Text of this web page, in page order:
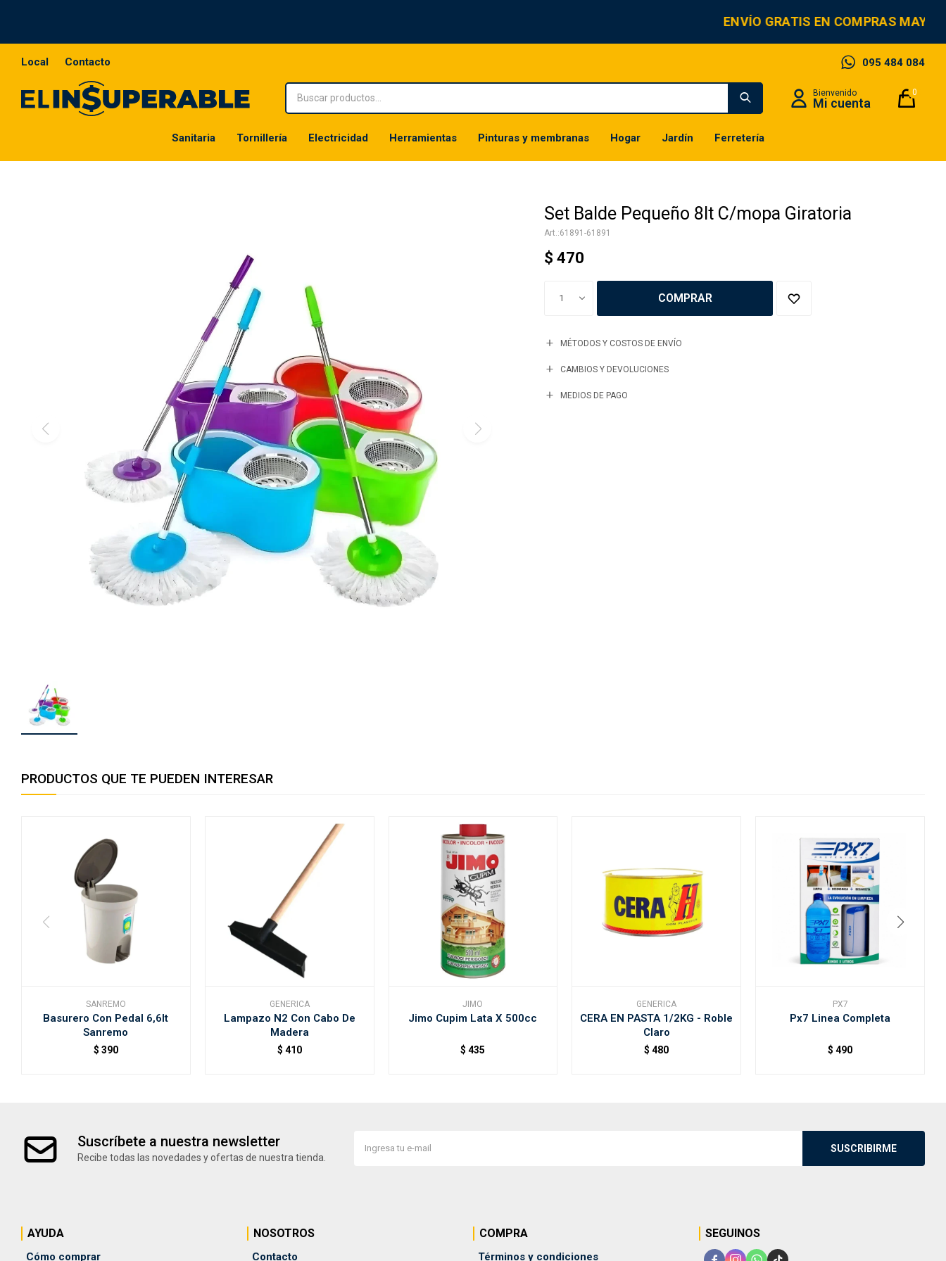
ENVÍO GRATIS EN COMPRAS
Sanitaria Tornillería Electricidad Herramientas Pinturas y membranas Hogar Jardín Ferretería
0
095 484 084
Local Contacto
Set Balde Pequeño 8lt C/mopa Giratoria
61891-61891
$ 470
1 COMPRAR
MÉTODOS Y COSTOS DE ENVÍO
CAMBIOS Y DEVOLUCIONES
MEDIOS DE PAGO
PRODUCTOS QUE TE PUEDEN INTERESAR
SANREMO
Basurero Con Pedal 6,6lt
Sanremo
$ 390
GENERICA
Lampazo N2 Con Cabo De
Madera
$ 410
JIMO
Jimo Cupim Lata X 500cc
$ 435
GENERICA
CERA EN PASTA 1/2KG - Roble
Claro
$ 480
PX7
Px7 Linea Completa
$ 490
Suscríbete a nuestra newsletter
Recibe todas las novedades y ofertas de nuestra tienda.
SUSCRIBIRME
AYUDA
Cómo comprar
NOSOTROS
Contacto
COMPRA
Términos y condiciones
SEGUINOS